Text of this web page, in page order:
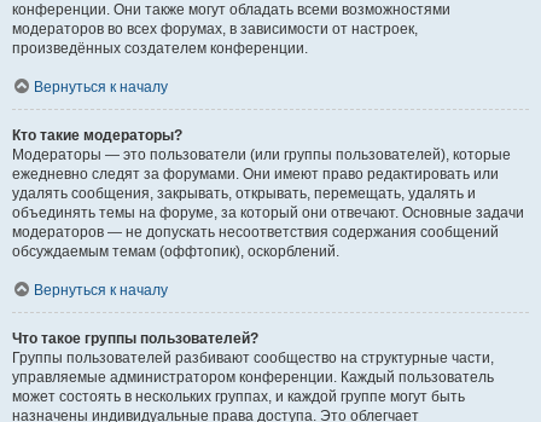
конференции. Они также могут обладать всеми возможностями
модераторов во всех форумах, в зависимости от настроек,
произведённых создателем конференции.
Вернуться к началу
Кто такие модераторы?
Модераторы — это пользователи (или группы пользователей), которые
ежедневно следят за форумами. Они имеют право редактировать или
удалять сообщения, закрывать, открывать, перемещать, удалять и
объединять темы на форуме, за который они отвечают. Основные задачи
модераторов — не допускать несоответствия содержания сообщений
обсуждаемым темам (оффтопик), оскорблений.
Вернуться к началу
Что такое группы пользователей?
Группы пользователей разбивают сообщество на структурные части,
управляемые администратором конференции. Каждый пользователь
может состоять в нескольких группах, и каждой группе могут быть
назначены индивидуальные права доступа. Это облегчает